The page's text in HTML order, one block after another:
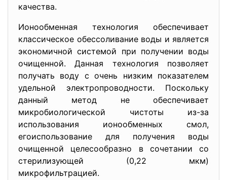
качества.
Ионообменная технология обеспечивает
классическое обессоливание воды и является
экономичной системой при получении воды
очищенной. Данная технология позволяет
получать воду с очень низким показателем
удельной электропроводности. Поскольку
данный метод не обеспечивает
микробиологической чистоты из-за
использования ионообменных смол,
егоиспользование для получения воды
очищенной целесообразно в сочетании со
стерилизующей (0,22 мкм)
микрофильтрацией.